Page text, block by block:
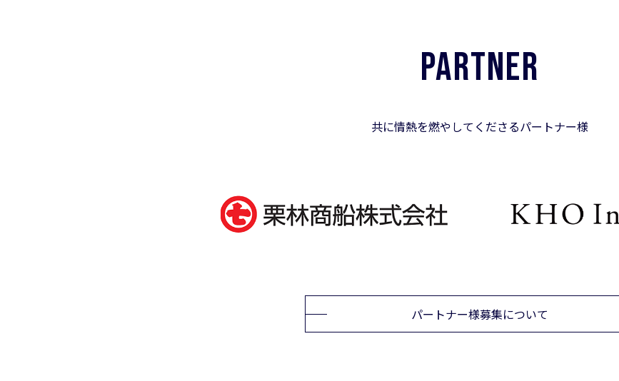
PARTNER
共に情熱を燃やしてくださるパートナー様
パートナー様募集について